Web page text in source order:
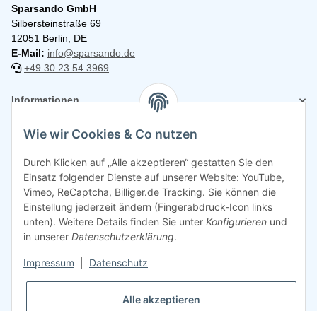
Sparsando GmbH
Silbersteinstraße 69
12051 Berlin, DE
E-Mail: info@sparsando.de
+49 30 23 54 3969
Informationen
Rechtliches
Wie wir Cookies & Co nutzen
Durch Klicken auf „Alle akzeptieren“ gestatten Sie den
Einsatz folgender Dienste auf unserer Website: YouTube,
Vimeo, ReCaptcha, Billiger.de Tracking. Sie können die
Einstellung jederzeit ändern (Fingerabdruck-Icon links
unten). Weitere Details finden Sie unter Konfigurieren und
in unserer Datenschutzerklärung.
Impressum Datenschutz
Alle akzeptieren